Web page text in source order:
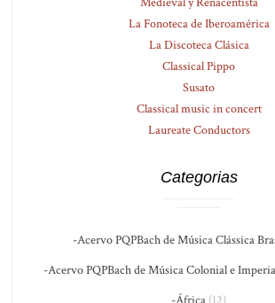
La Fonoteca de Iberoamérica
La Discoteca Clásica
Classical Pippo
Susato
Classical music in concert
Laureate Conductors
Categorias
-Acervo PQPBach de Música Clássica
-Acervo PQPBach de Música Colonial e